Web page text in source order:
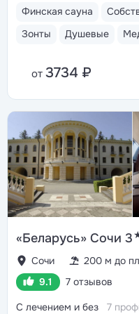
Финская сауна
Зонты
Душевые
от 3734 ₽
«Беларусь» Сочи 3
Сочи
200 м до
9.1
7 отзывов
С лечением и без 7